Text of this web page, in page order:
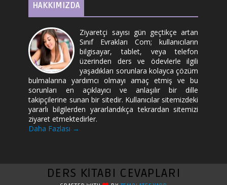
HAKKIMIZDA
Ziyaretçi sayısı gün geçtikçe artan
Sınıf Evrakları Com; kullanıcıların
bilgisayar, tablet, veya telefon
üzerinden ders ve ödevlerle ilgili
yaşadıkları sorunlara kolayca çözüm
bulmalarına yardımcı olmayı amaç etmiş ve bu
sorunları en açıklayıcı ve anlaşılır bir dille
takipçilerine sunan bir sitedir. Kullanıcılar sitemizdeki
yararlı bilgilerden yararlandıkça tekrardan sitemizi
ziyaret etmektedirler.
Daha Fazlası →
DERS KİTABI CEVAPLARI